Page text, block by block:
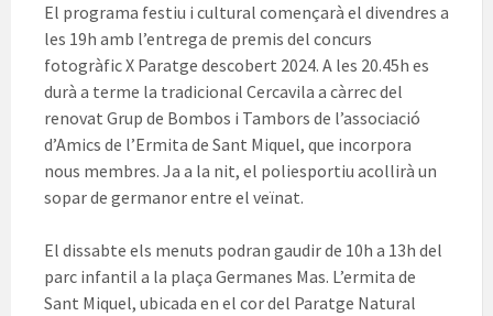
El programa festiu i cultural començarà el divendres a
les 19h amb l’entrega de premis del concurs
fotogràfic X Paratge descobert 2024. A les 20.45h es
durà a terme la tradicional Cercavila a càrrec del
renovat Grup de Bombos i Tambors de l’associació
d’Amics de l’Ermita de Sant Miquel, que incorpora
nous membres. Ja a la nit, el poliesportiu acollirà un
sopar de germanor entre el veïnat.
El dissabte els menuts podran gaudir de 10h a 13h del
parc infantil a la plaça Germanes Mas. L’ermita de
Sant Miquel, ubicada en el cor del Paratge Natural